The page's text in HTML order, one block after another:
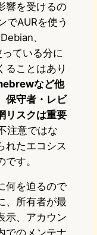
響を受けるの
でAURを使う
、
ている分に
ることはあり
など他
保守者・レビ
リスクは重要
注意ではな
れたエコシス
す。
何を迫るので
、所有者が最
示、アカウン